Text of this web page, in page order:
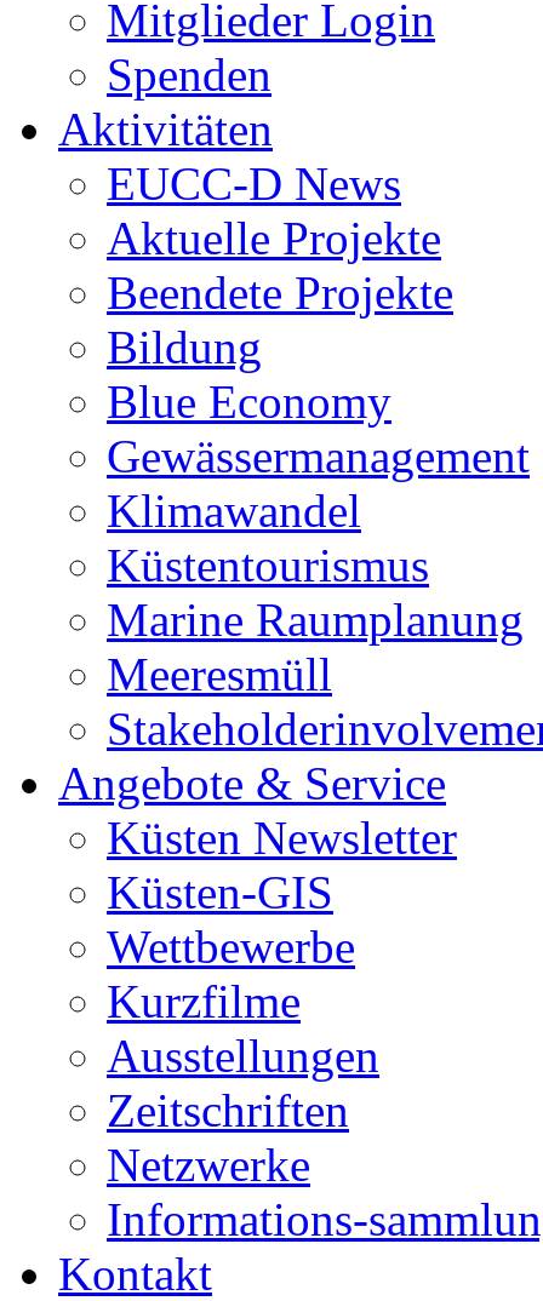
Mitglieder Login
Spenden
Aktivitäten
EUCC-D News
Aktuelle Projekte
Beendete Projekte
Bildung
Blue Economy
Gewässermanagement
Klimawandel
Küstentourismus
Marine Raumplanung
Meeresmüll
Angebote & Service
Küsten Newsletter
Küsten-GIS
Wettbewerbe
Kurzfilme
Ausstellungen
Zeitschriften
Netzwerke
Informations-
Kontakt